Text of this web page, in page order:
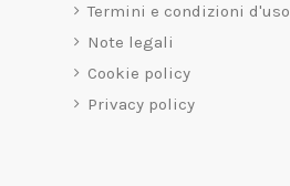
Termini e condizioni d'uso
Note legali
Cookie policy
Privacy policy